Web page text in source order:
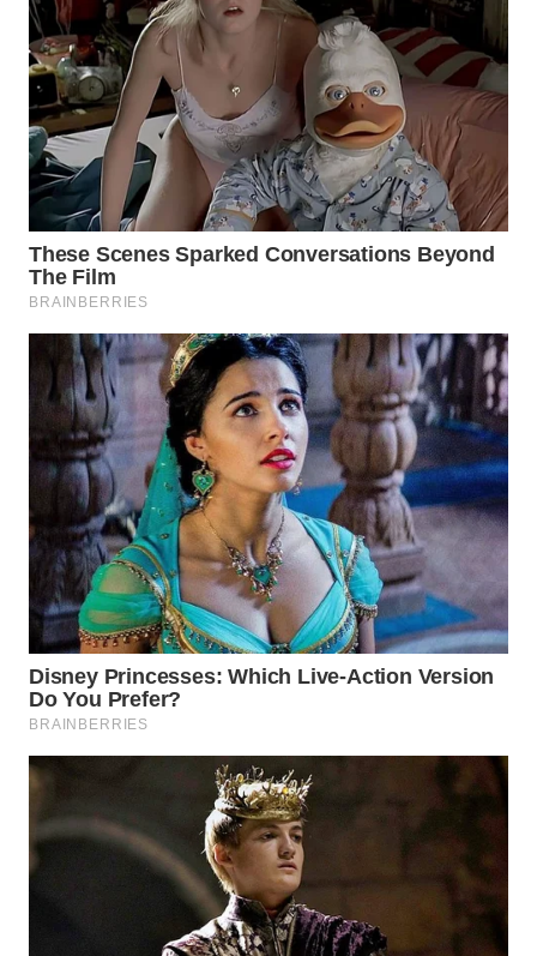
KALTIM
WN
SULSEL
WN
GORONTALO
WN
SULUT
WN
MALUKU
WN
MALUT
DAIRI
WN
DANAU
TOBA
WN
LANGKAT